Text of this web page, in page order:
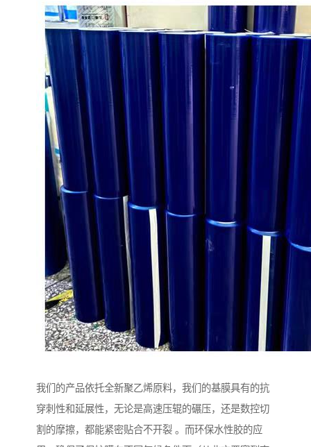
我们的产品依托全新聚乙烯原料，我们的基膜具有的抗
穿刺性和延展性，无论是高速压辊的碾压，还是数控切
割的摩擦，都能紧密贴合不开裂 。而环保水性胶的应